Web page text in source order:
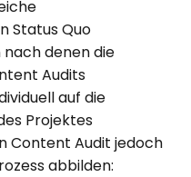
Status Quo
denen die
Audits
auf die
Projektes
Content Audit jedoch
abbilden: